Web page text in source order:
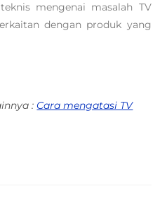
mengenai masalah TV
dengan produk yang
: Cara mengatasi TV